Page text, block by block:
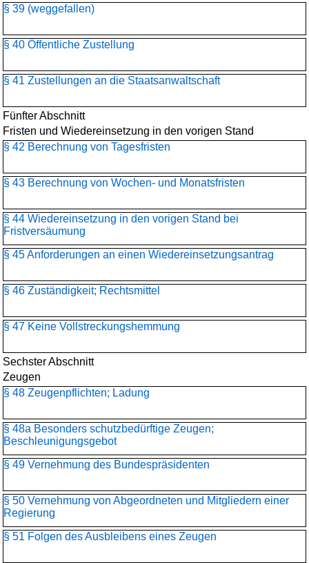
§ 39 (weggefallen)
§ 40 Öffentliche Zustellung
§ 41 Zustellungen an die Staatsanwaltschaft
Fünfter Abschnitt
Fristen und Wiedereinsetzung in den vorigen Stand
§ 42 Berechnung von Tagesfristen
§ 43 Berechnung von Wochen- und Monatsfristen
§ 44 Wiedereinsetzung in den vorigen Stand bei
Fristversäumung
§ 45 Anforderungen an einen Wiedereinsetzungsantrag
§ 46 Zuständigkeit; Rechtsmittel
§ 47 Keine Vollstreckungshemmung
Sechster Abschnitt
Zeugen
§ 48 Zeugenpflichten; Ladung
§ 48a Besonders schutzbedürftige Zeugen;
Beschleunigungsgebot
§ 49 Vernehmung des Bundespräsidenten
§ 50 Vernehmung von Abgeordneten und Mitgliedern einer
Regierung
§ 51 Folgen des Ausbleibens eines Zeugen